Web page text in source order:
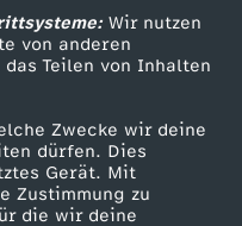
Wir nutzen
von anderen
Teilen von Inhalten
Zwecke wir deine
dürfen. Dies
Gerät. Mit
Zustimmung zu
die wir deine